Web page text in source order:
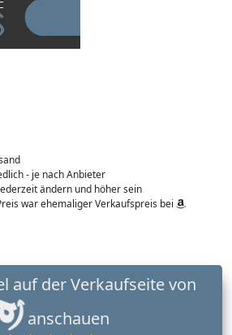
- je nach Anbieter
ändern und höher sein
war ehemaliger Verkaufspreis bei
anschauen